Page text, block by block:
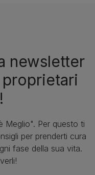
newsletter
Meglio". Per questo ti
per prenderti cura
fase della sua vita.